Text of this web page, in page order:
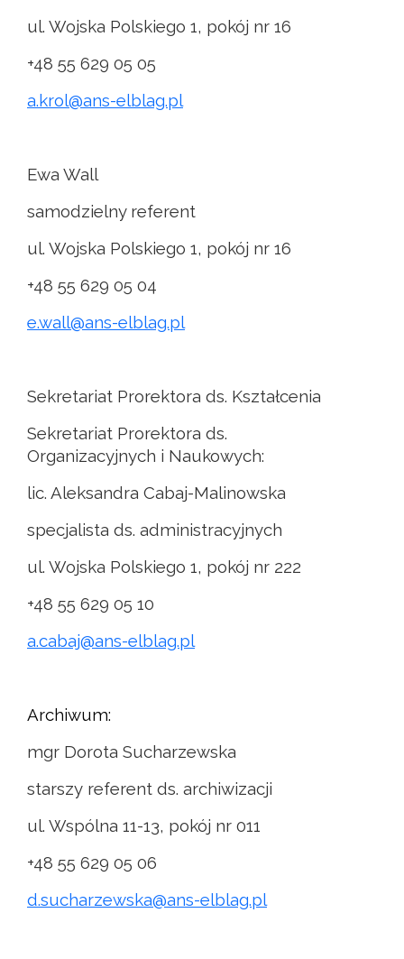
ul. Wojska Polskiego 1, pokój nr 16
+48 55 629 05 05
a.krol@ans-elblag.pl
Ewa Wall
samodzielny referent
ul. Wojska Polskiego 1, pokój nr 16
+48 55 629 05 04
e.wall@ans-elblag.pl
Sekretariat Prorektora ds. Kształcenia
Sekretariat Prorektora ds.
Organizacyjnych i Naukowych:
lic. Aleksandra Cabaj-Malinowska
specjalista ds. administracyjnych
ul. Wojska Polskiego 1, pokój nr 222
+48 55 629 05 10
a.cabaj@ans-elblag.pl
Archiwum:
mgr Dorota Sucharzewska
starszy referent ds. archiwizacji
ul. Wspólna 11-13, pokój nr 011
+48 55 629 05 06
d.sucharzewska@ans-elblag.pl